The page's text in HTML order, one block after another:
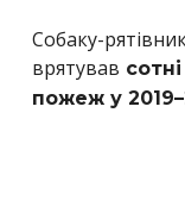
Собаку-
врятував
пожеж у